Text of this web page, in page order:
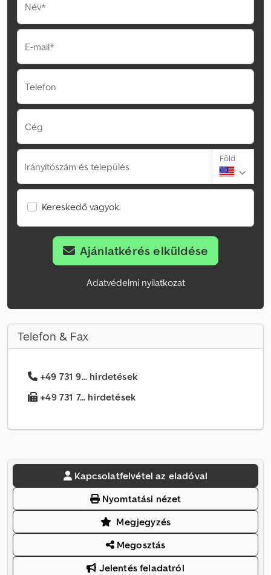
Név*
E-mail*
Telefon
Cég
Irányítószám és település
Föld
Kereskedő vagyok.
Ajánlatkérés elküldése
Adatvédelmi nyilatkozat
Telefon & Fax
+49 731 9... hirdetések
+49 731 7... hirdetések
Kapcsolatfelvétel az eladóval
Nyomtatási nézet
Megjegyzés
Megosztás
Jelentés feladatról